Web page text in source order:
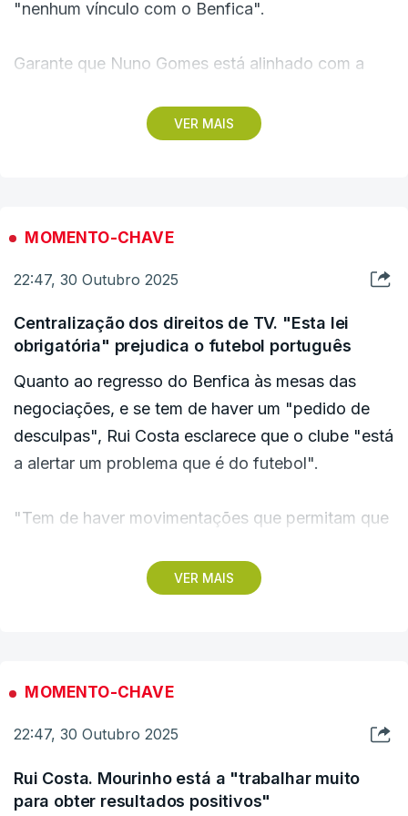
VER MAIS
"nenhum vínculo com o Benfica".
Garante que Nuno Gomes está alinhado com a
"embalou os clubes com promessa de 300
milhões em direitos televisivos".
Proença", vincou, afirmando que "não conhece" o
presidente da Federação Portuguesa de Futebol.
"Sou completamente independente, isso permite-
questionou Rui Costa sobre se voltaria a apoiar
Pedro Proença. Rui Costa afirmou que continua a
apoiar o projeto que estava em causa.
MOMENTO-CHAVE
22:47, 30 Outubro 2025
Centralização dos direitos de TV. "Esta lei
obrigatória" prejudica o futebol português
VER MAIS
Quanto ao regresso do Benfica às mesas das
negociações, e se tem de haver um "pedido de
desculpas", Rui Costa esclarece que o clube "está
a alertar um problema que é do futebol".
"Tem de haver movimentações que permitam que
"Estamos a falar do valor dos direitos televisivos",
ao Benfica, para estar dentro do processo".
"Caso isso não aconteça o Benfica não defende
Costa, deixando um apelo para que o governo
MOMENTO-CHAVE
22:47, 30 Outubro 2025
Rui Costa. Mourinho está a "trabalhar muito
para obter resultados positivos"